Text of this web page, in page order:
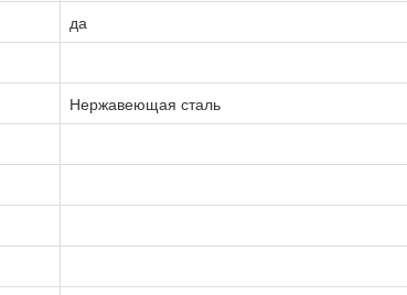
да
Нержавеющая сталь